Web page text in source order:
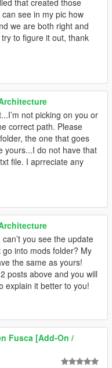
that created those
see in my pic how
we are both right and
to figure it out, thank
not picking on you or
correct path. Please
the one that goes
yours...I do not have that
file. I aprreciate any
you see the update
into mods folder? My
the same as yours!
posts above and you will
explain it better to you!
Fusca [Add-On /